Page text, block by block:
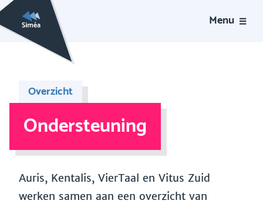
Menu
Overzicht
Ondersteuning
Auris, Kentalis, VierTaal en Vitus Zuid
werken samen aan een overzicht van